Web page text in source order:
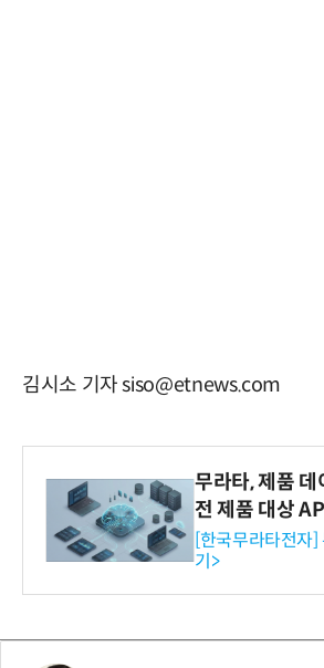
김시소 기자 siso@etnews.com
무라타, 제품 데
전 제품 대상
공…73개 제품
확대
[한국무라타전자]
기>